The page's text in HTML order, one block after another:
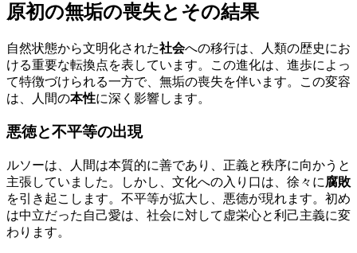
原初の無垢の喪失とその結果
自然状態から文明化された社会への移行は、人類の歴史にお
ける重要な転換点を表しています。この進化は、進歩によっ
て特徴づけられる一方で、無垢の喪失を伴います。この変容
は、人間の本性に深く影響します。
悪徳と不平等の出現
ルソーは、人間は本質的に善であり、正義と秩序に向かうと
主張していました。しかし、文化への入り口は、徐々に腐敗
を引き起こします。不平等が拡大し、悪徳が現れます。初め
は中立だった自己愛は、社会に対して虚栄心と利己主義に変
わります。